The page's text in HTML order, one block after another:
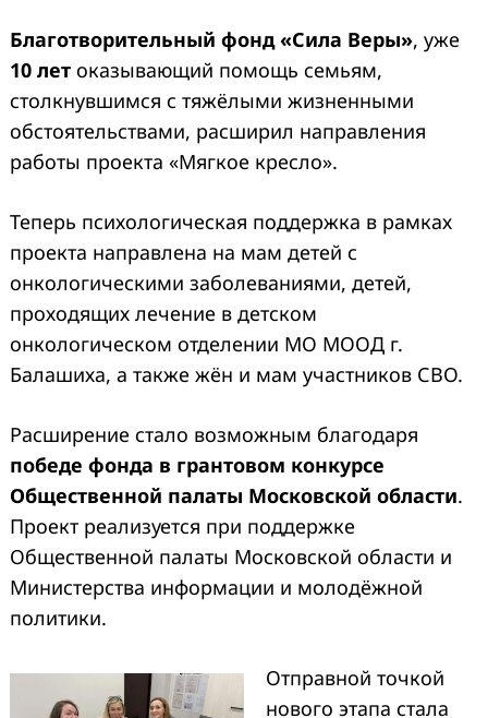
Благотворительный фонд «Сила Веры», уже
10 лет оказывающий помощь семьям,
столкнувшимся с тяжёлыми жизненными
обстоятельствами, расширил направления
работы проекта «Мягкое кресло».
Теперь психологическая поддержка в рамках
проекта направлена на мам детей с
онкологическими заболеваниями, детей,
проходящих лечение в детском
онкологическом отделении МО МООД г.
Балашиха, а также жён и мам участников СВО.
Расширение стало возможным благодаря
победе фонда в грантовом конкурсе
Общественной палаты Московской области.
Проект реализуется при поддержке
Общественной палаты Московской области и
Министерства информации и молодёжной
политики.
Отправной точкой
нового этапа стала